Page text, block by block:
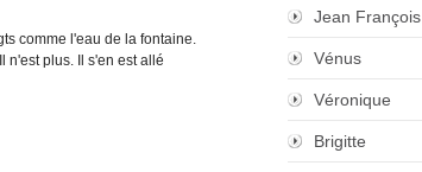
comme l'eau de la fontaine.
n'est plus. Il s'en est allé
Jean François
Vénus
Véronique
Brigitte